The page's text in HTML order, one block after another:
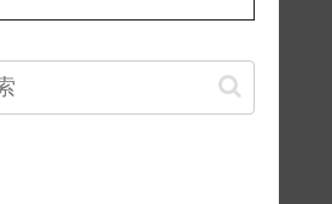
550円から購入可能です。毎週更新